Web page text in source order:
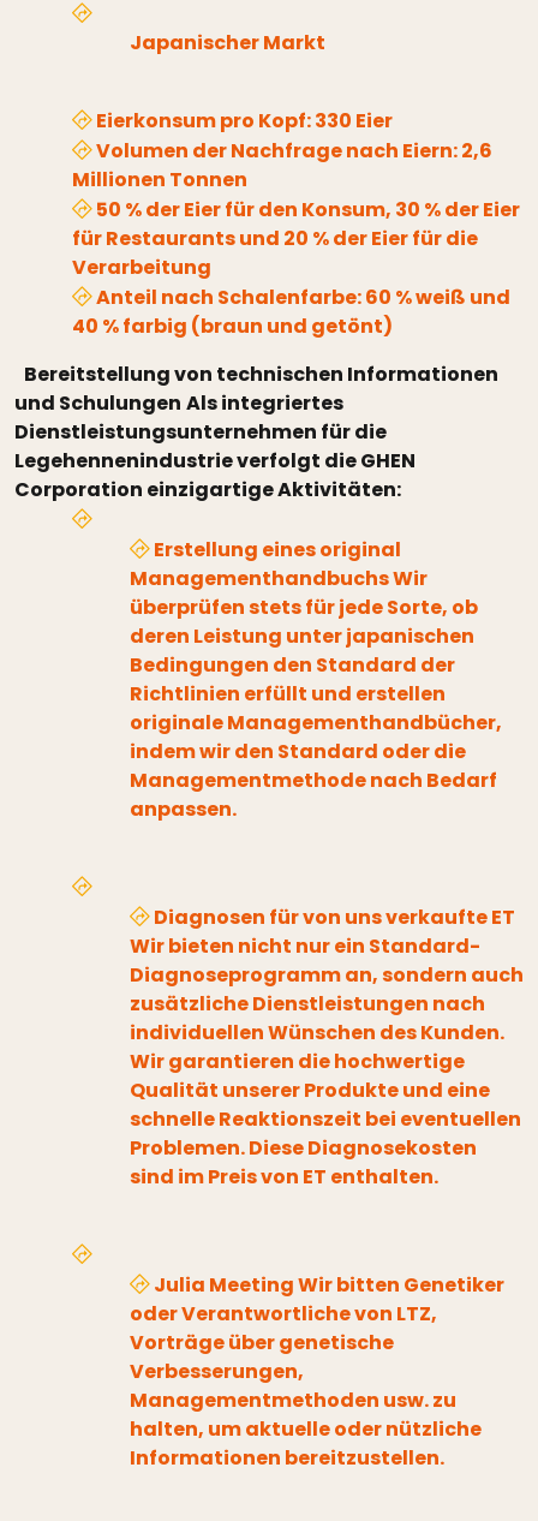
Japanischer Markt
Eierkonsum pro Kopf: 330 Eier
Volumen der Nachfrage nach Eiern: 2,6
Millionen Tonnen
50 % der Eier für den Konsum, 30 % der Eier
für Restaurants und 20 % der Eier für die
Verarbeitung
Anteil nach Schalenfarbe: 60 % weiß und
40 % farbig (braun und getönt)
Bereitstellung von technischen Informationen
und Schulungen Als integriertes
Dienstleistungsunternehmen für die
Legehennenindustrie verfolgt die GHEN
Corporation einzigartige Aktivitäten:
Erstellung eines original
Managementhandbuchs Wir
überprüfen stets für jede Sorte, ob
deren Leistung unter japanischen
Bedingungen den Standard der
Richtlinien erfüllt und erstellen
originale Managementhandbücher,
indem wir den Standard oder die
Managementmethode nach Bedarf
anpassen.
Diagnosen für von uns verkaufte ET
Wir bieten nicht nur ein Standard-
Diagnoseprogramm an, sondern auch
zusätzliche Dienstleistungen nach
individuellen Wünschen des Kunden.
Wir garantieren die hochwertige
Qualität unserer Produkte und eine
schnelle Reaktionszeit bei eventuellen
Problemen. Diese Diagnosekosten
sind im Preis von ET enthalten.
Julia Meeting Wir bitten Genetiker
oder Verantwortliche von LTZ,
Vorträge über genetische
Verbesserungen,
Managementmethoden usw. zu
halten, um aktuelle oder nützliche
Informationen bereitzustellen.